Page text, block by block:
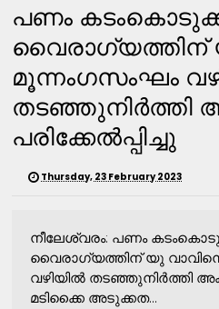
പണം
വൈരാഗ്യത്തിന്‌
മൂന്നംഗസംഘം
തടഞ്ഞുനിര്‍ത്തി
പരിക്കേല്‍പ്പിച്ചു
Thursday, 23 February 2023
നീലേശ്വരം: പണം
വൈരാഗ്യത്തിന്‌ യു
വഴിയില്‍ തടഞ്ഞുനിര്‍ത്തി അക്ര
മടിക്കൈ അടുക്കത...